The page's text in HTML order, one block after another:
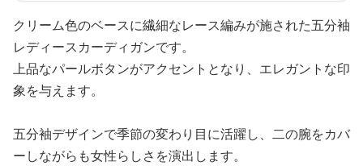
クリーム色のベースに繊細なレース編みが施された五分袖
レディースカーディガンです。
上品なパールボタンがアクセントとなり、エレガントな印
象を与えます。
五分袖デザインで季節の変わり目に活躍し、二の腕をカバ
ーしながらも女性らしさを演出します。